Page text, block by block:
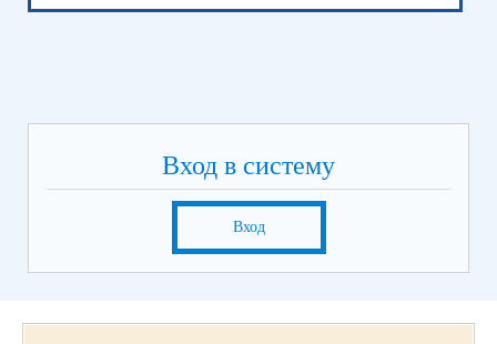
Вход в систему
Вход